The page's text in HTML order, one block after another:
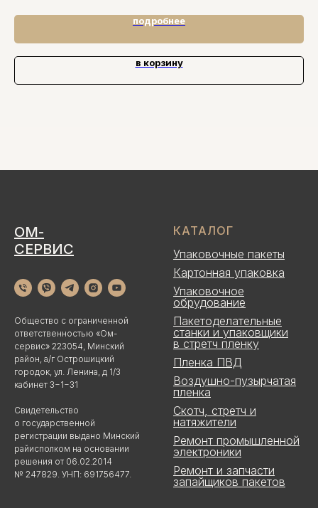
подробнее
в корзину
ОМ-
СЕРВИС
Общество с ограниченной
ответственностью «Ом-
сервис» 223054, Минский
район, а/г Острошицкий
городок, ул. Ленина, д 1/3
кабинет 3−1−31
Свидетельство
о государственной
регистрации выдано Минский
райисполком на основании
решения от 06.02.2014
№ 247829. УНП: 691756477.
КАТАЛОГ
Упаковочные пакеты
Картонная упаковка
Упаковочное
обрудование
Пакетоделательные
станки и упаковщики
в стретч пленку
Пленка ПВД
Воздушно-пузырчатая
пленка
Скотч, стретч и
натяжители
Ремонт промышленной
электроники
Ремонт и запчасти
запайщиков пакетов